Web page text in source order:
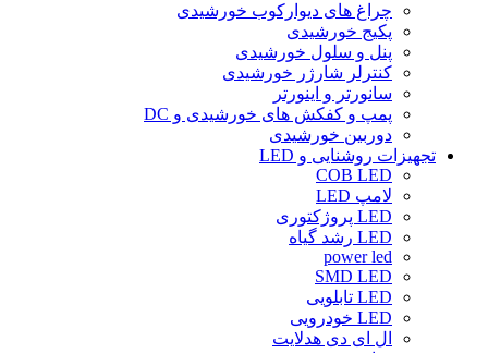
چراغ های دیوارکوب خورشیدی
پکیج خورشیدی
پنل و سلول خورشیدی
کنترلر شارژر خورشیدی
سانورتر و اینورتر
پمپ و کفکش های خورشیدی و DC
دوربین خورشیدی
تجهیزات روشنایی و LED
COB LED
لامپ LED
LED پروژکتوری
LED رشد گیاه
power led
SMD LED
LED تابلویی
LED خودرویی
ال ای دی هدلایت